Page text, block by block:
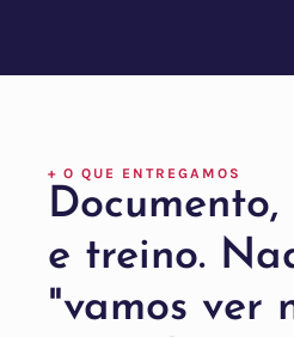
+ O QUE ENTREGAMOS
e treino.
"vamos ver